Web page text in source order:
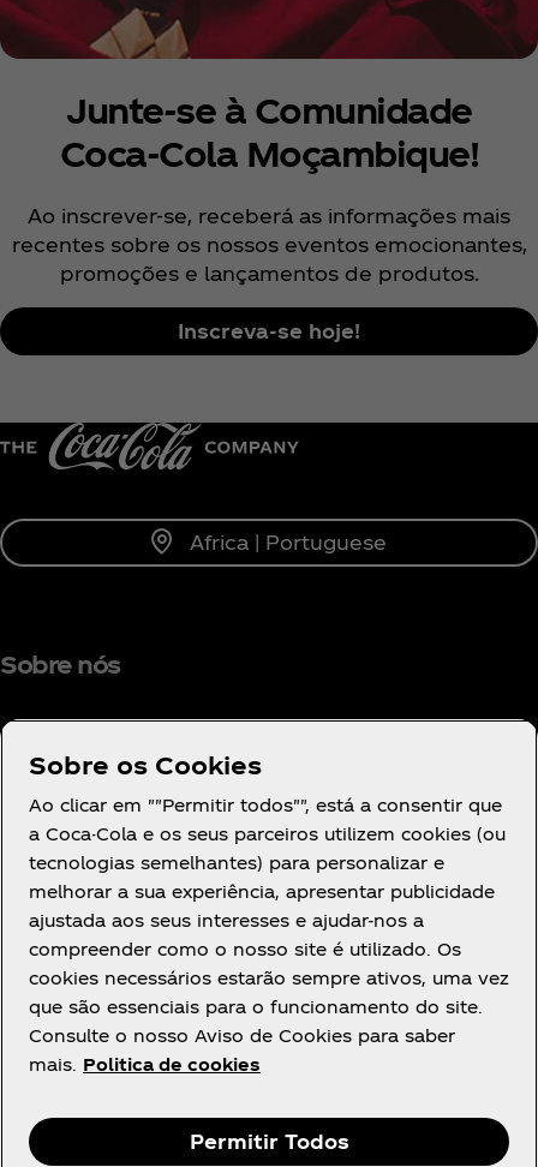
Junte-se à Comunidade
Coca‑Cola Moçambique!
Ao inscrever-se, receberá as informações mais
recentes sobre os nossos eventos emocionantes,
promoções e lançamentos de produtos.
Inscreva-se hoje!
Africa | Portuguese
Sobre nós
PRECISA DE AJUDA?
AVISOS LEGAIS
Sobre os Cookies
Ao clicar em ""Permitir todos"", está a consentir que
a Coca-Cola e os seus parceiros utilizem cookies (ou
tecnologias semelhantes) para personalizar e
melhorar a sua experiência, apresentar publicidade
ajustada aos seus interesses e ajudar-nos a
compreender como o nosso site é utilizado. Os
cookies necessários estarão sempre ativos, uma vez
que são essenciais para o funcionamento do site.
Consulte o nosso Aviso de Cookies para saber
mais. Politica de cookies
Permitir Todos